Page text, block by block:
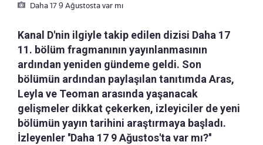
Daha 17 9 Ağustosta var mı
Kanal D'nin ilgiyle takip edilen dizisi Daha 17
11. bölüm fragmanının yayınlanmasının
ardından yeniden gündeme geldi. Son
bölümün ardından paylaşılan tanıtımda Aras,
Leyla ve Teoman arasında yaşanacak
gelişmeler dikkat çekerken, izleyiciler de yeni
bölümün yayın tarihini araştırmaya başladı.
İzleyenler ''Daha 17 9 Ağustos'ta var mı?''